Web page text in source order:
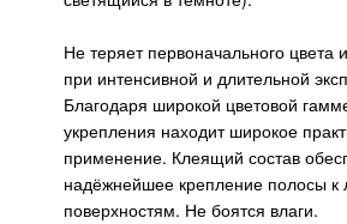
Не теряет первоначального цвета
при интенсивной и длительной
Благодаря широкой цветовой
укрепления находит широкое
применение. Клеящий состав
надёжнейшее крепление полосы
поверхностям. Не боятся влаги.